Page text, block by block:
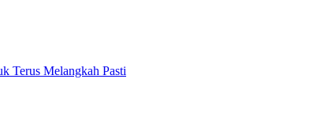
Terus Melangkah Pasti